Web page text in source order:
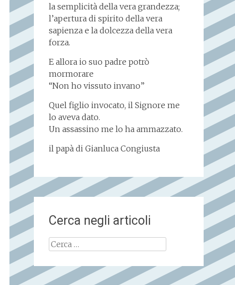
la semplicità della vera grandezza;
l’apertura di spirito della vera
sapienza e la dolcezza della vera
forza.
E allora io suo padre potrò
mormorare
“Non ho vissuto invano”
Quel figlio invocato, il Signore me
lo aveva dato.
Un assassino me lo ha ammazzato.
il papà di Gianluca Congiusta
Cerca negli articoli
Ricerca